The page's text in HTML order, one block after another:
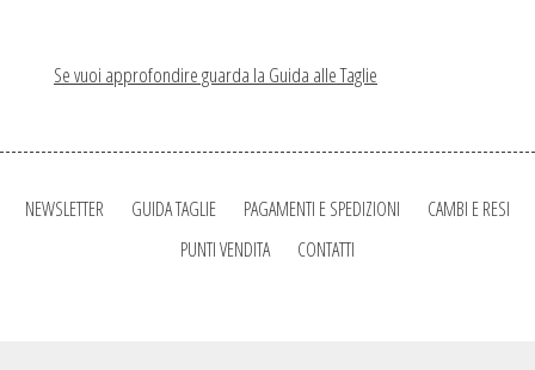
Se vuoi approfondire guarda la Guida alle Taglie
NEWSLETTER GUIDA TAGLIE PAGAMENTI E SPEDIZIONI
CAMBI E RESI
PUNTI VENDITA
CONTATTI